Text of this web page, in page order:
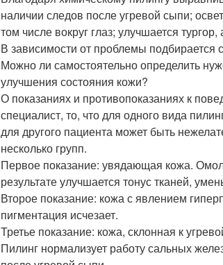
наличии следов после угревой сыпи;
том числе вокруг глаз; улучшается
В зависимости от проблемы подбирается
Можно ли самостоятельно определить
улучшения состояния кожи?
О показаниях и противопоказаниях к
специалист, то, что для одного вида
для другого пациента может быть
несколько групп.
Первое показание: увядающая кожа.
результате улучшается тонус тканей,
Второе показание: кожа с явлением
пигментация исчезает.
Третье показание: кожа, склонная к
Пилинг нормализует работу сальных